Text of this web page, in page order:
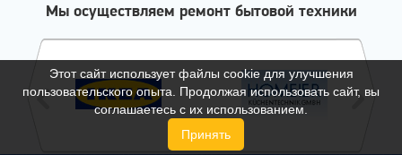
Мы осуществляем ремонт бытовой техники
Этот сайт использует файлы cookie для улучшения
пользовательского опыта. Продолжая использовать сайт, вы
соглашаетесь с их использованием.
Принять